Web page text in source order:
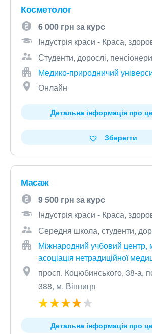
Косметолог
6 000 грн за курс
Індустрія краси - Краса,
Студенти, дорослі,
Медико-природничий
Онлайн
Детальна інформація про
Зберегти
Масаж
9 500 грн за курс
Індустрія краси - Краса,
Середня школа, студенти,
Міжнародний учбовий центр,
асоціація нетрадиційної
просп. Коцюбинського, 38-а,
388, м. Вінниця
Детальна інформація про